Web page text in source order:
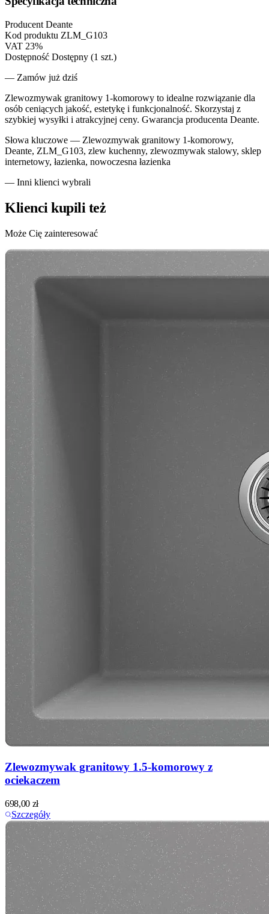
Producent Deante
Kod produktu ZLM_G103
VAT 23%
Dostępność Dostępny (1 szt.)
— Zamów już dziś
Zlewozmywak granitowy 1-komorowy to idealne rozwiązanie dla
osób ceniących jakość, estetykę i funkcjonalność. Skorzystaj z
szybkiej wysyłki i atrakcyjnej ceny. Gwarancja producenta Deante.
Słowa kluczowe — Zlewozmywak granitowy 1-komorowy,
Deante, ZLM_G103, zlew kuchenny, zlewozmywak stalowy, sklep
internetowy, łazienka, nowoczesna łazienka
— Inni klienci wybrali
Klienci kupili też
Może Cię zainteresować
Zlewozmywak granitowy 1.5-komorowy z
ociekaczem
698,00 zł
Szczegóły